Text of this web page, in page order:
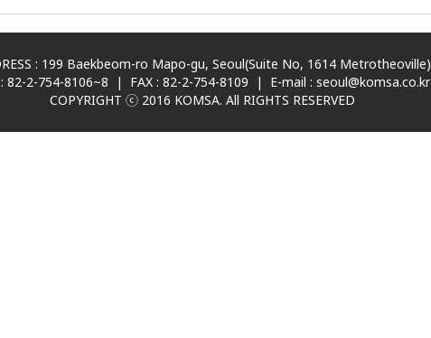
: 199 Baekbeom-ro Mapo-gu, Seoul(Suite No, 1614 Metrotheoville)
: 82-2-754-8106~8 | FAX : 82-2-754-8109 | E-mail : seoul@komsa.co.kr
COPYRIGHT ⓒ 2016 KOMSA. All RIGHTS RESERVED